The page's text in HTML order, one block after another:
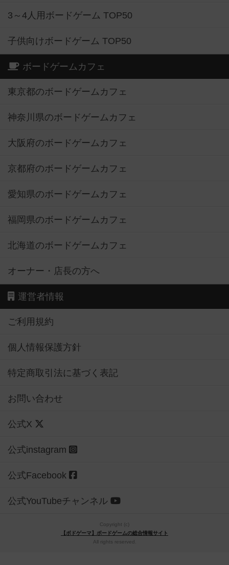
3～4人用ボードゲーム TOP50
子供向けボードゲーム TOP50
ボードゲームカフェ
東京都のボードゲームカフェ
神奈川県のボードゲームカフェ
大阪府のボードゲームカフェ
京都府のボードゲームカフェ
愛知県のボードゲームカフェ
福岡県のボードゲームカフェ
北海道のボードゲームカフェ
オーナー・店長の方へ
運営者情報
ご利用規約
個人情報保護方針
特定商取引法に基づく表記
お問い合わせ
公式X
公式instagram
公式Facebook
公式YouTubeチャンネル
Copyright (c)
【ボドゲーマ】ボードゲームの総合情報サイト
All rights reserved.